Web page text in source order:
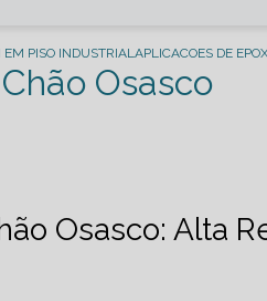
EM PISO INDUSTRIALAPLICACOES DE
Osasco
Osasco: Alta